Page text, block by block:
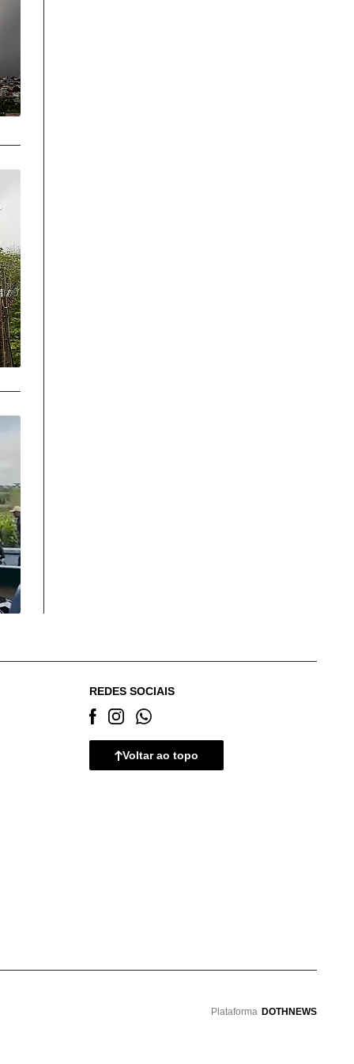
REDES SOCIAIS
Voltar ao topo
Plataforma DOTHNEWS